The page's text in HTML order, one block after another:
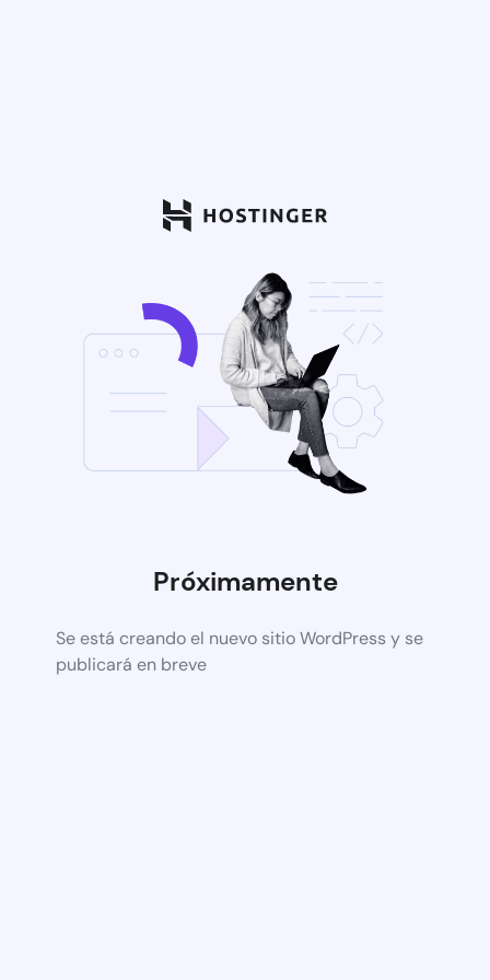
Próximamente
Se está creando el nuevo sitio WordPress y se
publicará en breve